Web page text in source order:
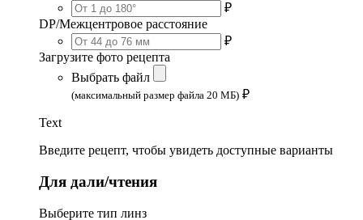
₽
DP/Межцентровое расстояние
₽
Загрузите фото рецепта
Выбрать файл
(максимальный размер файла 20 МБ) ₽
Text
Введите рецепт, чтобы увидеть доступные варианты
Для дали/чтения
Выберите тип линз